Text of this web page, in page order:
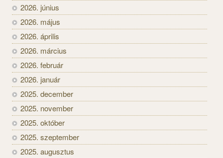
2026. június
2026. május
2026. április
2026. március
2026. február
2026. január
2025. december
2025. november
2025. október
2025. szeptember
2025. augusztus